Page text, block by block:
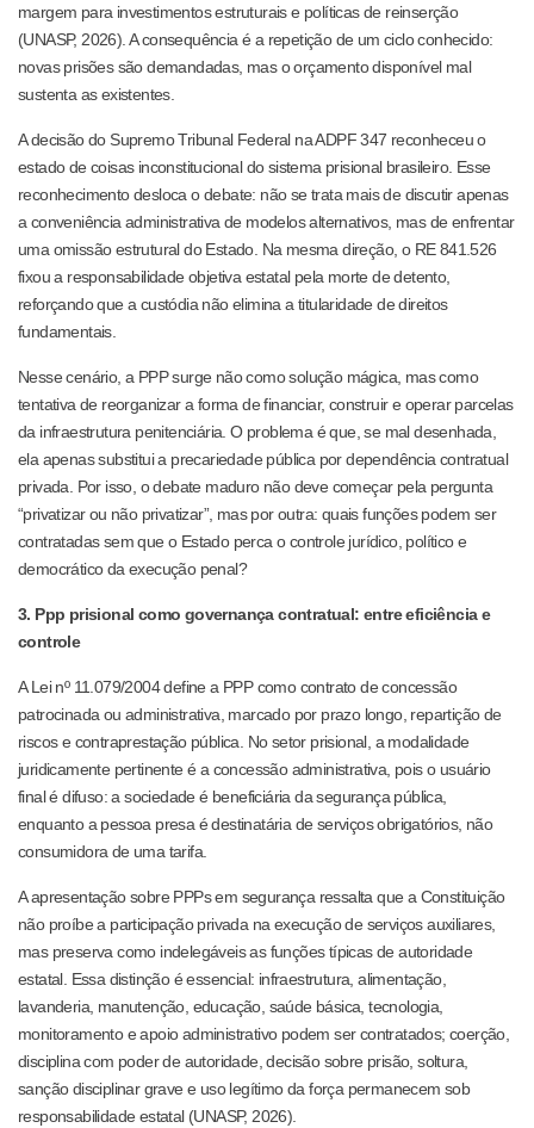
margem para investimentos estruturais e políticas de reinserção
(UNASP, 2026). A consequência é a repetição de um ciclo conhecido:
novas prisões são demandadas, mas o orçamento disponível mal
sustenta as existentes.
A decisão do Supremo Tribunal Federal na ADPF 347 reconheceu o
estado de coisas inconstitucional do sistema prisional brasileiro. Esse
reconhecimento desloca o debate: não se trata mais de discutir apenas
a conveniência administrativa de modelos alternativos, mas de enfrentar
uma omissão estrutural do Estado. Na mesma direção, o RE 841.526
fixou a responsabilidade objetiva estatal pela morte de detento,
reforçando que a custódia não elimina a titularidade de direitos
fundamentais.
Nesse cenário, a PPP surge não como solução mágica, mas como
tentativa de reorganizar a forma de financiar, construir e operar parcelas
da infraestrutura penitenciária. O problema é que, se mal desenhada,
ela apenas substitui a precariedade pública por dependência contratual
privada. Por isso, o debate maduro não deve começar pela pergunta
“privatizar ou não privatizar”, mas por outra: quais funções podem ser
contratadas sem que o Estado perca o controle jurídico, político e
democrático da execução penal?
3. Ppp prisional como governança contratual: entre eficiência e
controle
A Lei nº 11.079/2004 define a PPP como contrato de concessão
patrocinada ou administrativa, marcado por prazo longo, repartição de
riscos e contraprestação pública. No setor prisional, a modalidade
juridicamente pertinente é a concessão administrativa, pois o usuário
final é difuso: a sociedade é beneficiária da segurança pública,
enquanto a pessoa presa é destinatária de serviços obrigatórios, não
consumidora de uma tarifa.
A apresentação sobre PPPs em segurança ressalta que a Constituição
não proíbe a participação privada na execução de serviços auxiliares,
mas preserva como indelegáveis as funções típicas de autoridade
estatal. Essa distinção é essencial: infraestrutura, alimentação,
lavanderia, manutenção, educação, saúde básica, tecnologia,
monitoramento e apoio administrativo podem ser contratados; coerção,
disciplina com poder de autoridade, decisão sobre prisão, soltura,
sanção disciplinar grave e uso legítimo da força permanecem sob
responsabilidade estatal (UNASP, 2026).